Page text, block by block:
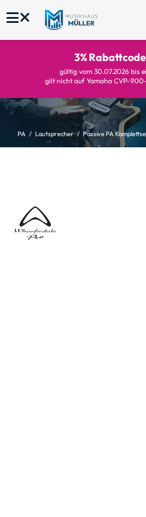
3%
gültig vom 30.07.2026 bis
gilt nicht auf Yamaha CVP-
PA Lautsprecher Passive PA